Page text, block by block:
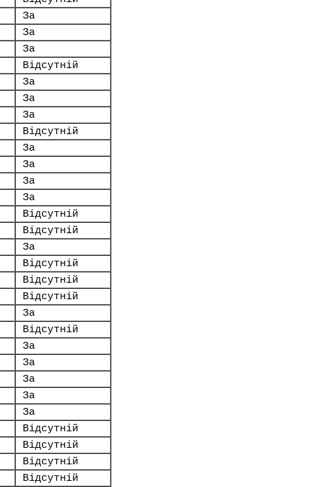
За
За
За
Відсутній
За
За
За
Відсутній
За
За
За
За
Відсутній
Відсутній
За
Відсутній
Відсутній
Відсутній
За
Відсутній
За
За
За
За
За
Відсутній
Відсутній
Відсутній
Відсутній